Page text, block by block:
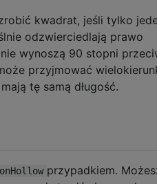
kwadrat, jeśli tylko
odzwierciedlają prawo
wynoszą 90 stopni
przyjmować
tę samą długość.
przypadkiem.